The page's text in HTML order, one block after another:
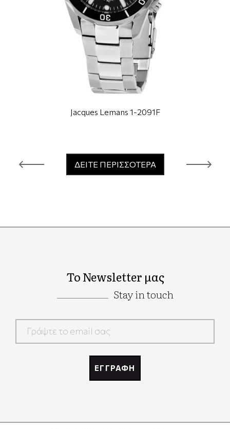
Jacques Lemans 1-2091F
ΔΕΙΤΕ ΠΕΡΙΣΣΟΤΕΡΑ
Το Newsletter μας
Stay in touch
ΕΓΓΡΑΦΗ